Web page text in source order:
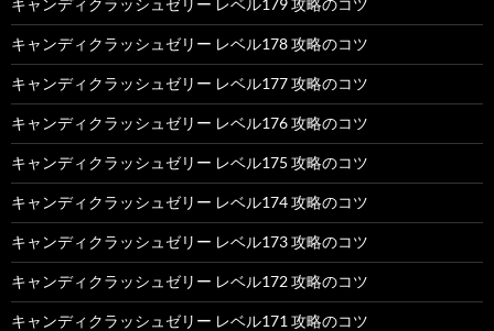
キャンディクラッシュゼリー レベル179 攻略のコツ
キャンディクラッシュゼリー レベル178 攻略のコツ
キャンディクラッシュゼリー レベル177 攻略のコツ
キャンディクラッシュゼリー レベル176 攻略のコツ
キャンディクラッシュゼリー レベル175 攻略のコツ
キャンディクラッシュゼリー レベル174 攻略のコツ
キャンディクラッシュゼリー レベル173 攻略のコツ
キャンディクラッシュゼリー レベル172 攻略のコツ
キャンディクラッシュゼリー レベル171 攻略のコツ